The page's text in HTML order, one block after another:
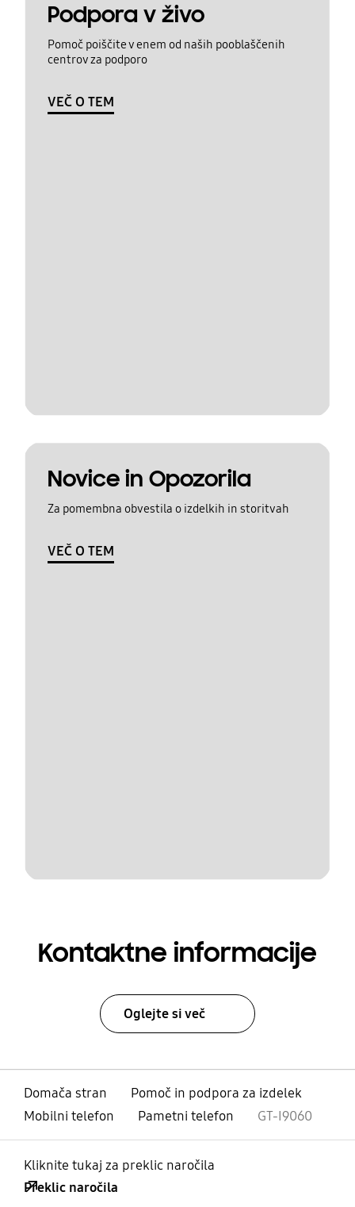
Podpora v živo
Pomoč poiščite v enem od naših pooblaščenih
centrov za podporo
VEČ O TEM
Novice in Opozorila
Za pomembna obvestila o izdelkih in storitvah
VEČ O TEM
Kontaktne informacije
Oglejte si več
Domača stran
Pomoč in podpora za izdelek
Mobilni telefon
Pametni telefon GT-I9060
Kliknite tukaj za preklic naročila
Preklic naročila